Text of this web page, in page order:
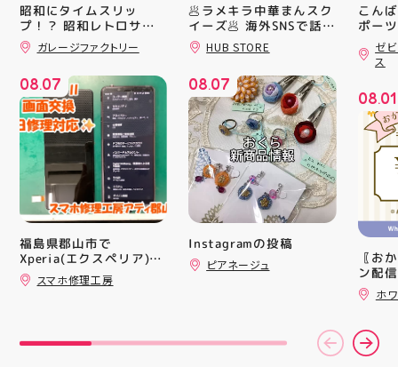
昭和にタイムスリッ
プ！？ 昭和レトロサイ
ンボード大量入荷しまし
た！ 今回はお菓子系を
屋に飾ればバッチグー
郡山駅前 アティ郡山4F
“ガレージファクトリ
ー”へ遊びに来てね️‍️‍️‍ #福
島 #郡山 #郡山駅前 #雑
貨屋 #昭和レトロ
ガレージファクトリー
08.07
福島県郡山市で
Xperia(エクスペリア)の
画面交換も即日修理対応
😊💪
スマホ修理工房
🥟ラメキラ中華まんスク
イーズ🥟 海外SNSで話題
沸騰中 ラメキラ中華ま
んスクイーズが新登場！
が とにかくかわいい♪ む
にゅっとクセになる や
みつき触感がたまらな
い…！ せいろ型ケース
に入っていて どの色の
子が出るかは 開けてか
らのお楽しみ #ラメキラ
中華まん #スクイーズ #
中華まんグッズ #海外ト
レンド #むにゅむにゅ
シル活 新商品入荷
HUBSTORE
HUB STORE
08.07
Instagramの投稿
ピアネージュ
こん
ポー
ティ
日の
クス
6」の
徴と
反発
搭載
追加
上さ
トレ
ショ
ンと
備え
ウー
をカ
方や
かけ
ゼ
ス
08.01
〖お
ン配
ッパ
￥
ーポ
ース
ホ